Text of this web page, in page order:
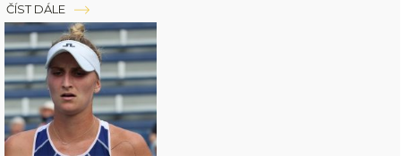
ČÍST DÁLE